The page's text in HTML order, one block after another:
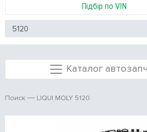
Підбір по VIN
Каталог
Поиск LIQUI MOLY 5120